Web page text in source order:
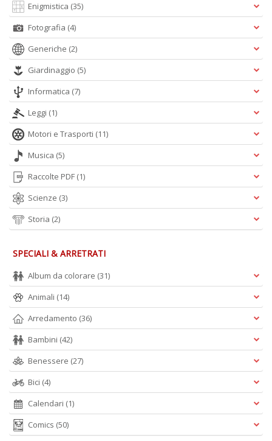
Enigmistica (35)
Fotografia (4)
Generiche (2)
Giardinaggio (5)
Informatica (7)
Leggi (1)
Motori e Trasporti (11)
Musica (5)
Raccolte PDF (1)
Scienze (3)
Storia (2)
SPECIALI & ARRETRATI
Album da colorare (31)
Animali (14)
Arredamento (36)
Bambini (42)
Benessere (27)
Bici (4)
Calendari (1)
Comics (50)